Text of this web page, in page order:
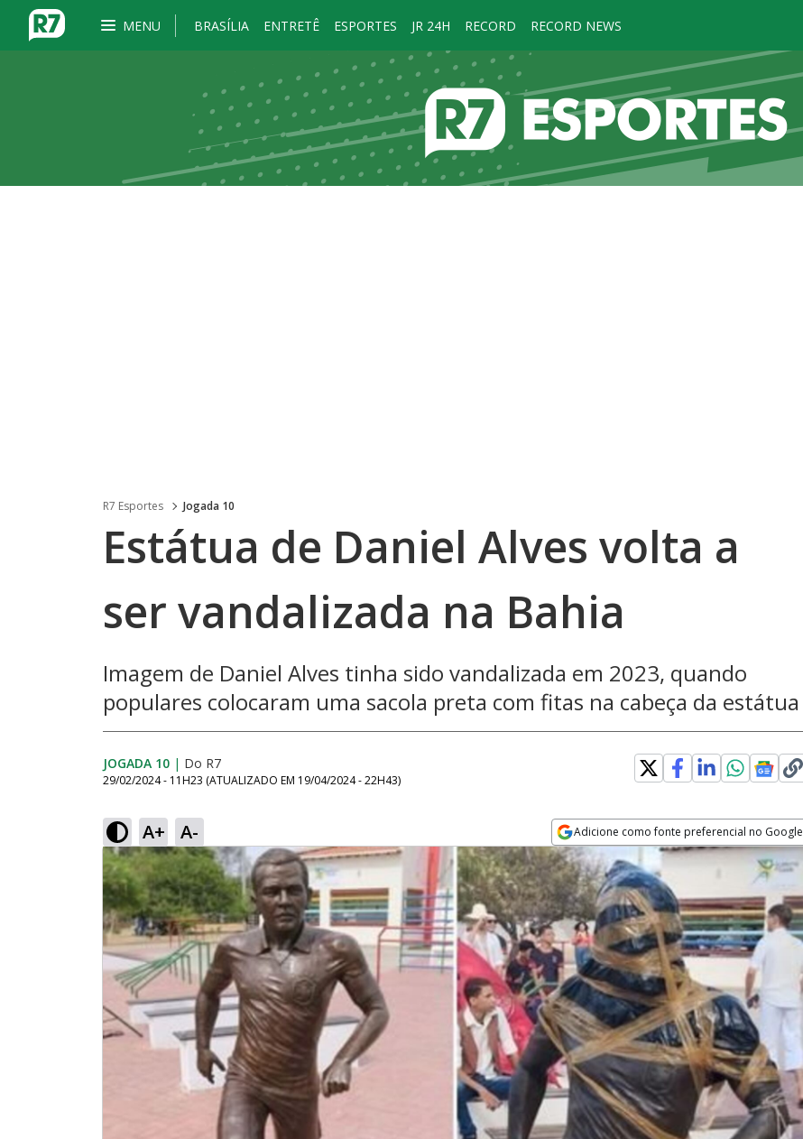
MENU BRASÍLIA ENTRETÊ ESPORTES JR 24H RECORD RECORD NEWS
R7 Esportes Jogada 10
Estátua de Daniel Alves volta a
ser vandalizada na Bahia
Imagem de Daniel Alves tinha sido vandalizada em 2023, quando
populares colocaram uma sacola preta com fitas na cabeça da estátua
JOGADA 10 | Do R7
29/02/2024 - 11H23 (ATUALIZADO EM 19/04/2024 - 22H43)
A+ A- Adicione como fonte preferencial no Google
Opens in new window